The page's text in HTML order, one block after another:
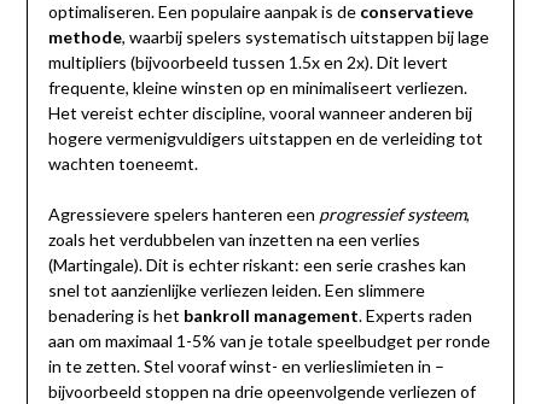
optimaliseren. Een populaire aanpak is de conservatieve
methode, waarbij spelers systematisch uitstappen bij lage
multipliers (bijvoorbeeld tussen 1.5x en 2x). Dit levert
frequente, kleine winsten op en minimaliseert verliezen.
Het vereist echter discipline, vooral wanneer anderen bij
hogere vermenigvuldigers uitstappen en de verleiding tot
wachten toeneemt.
Agressievere spelers hanteren een progressief systeem,
zoals het verdubbelen van inzetten na een verlies
(Martingale). Dit is echter riskant: een serie crashes kan
snel tot aanzienlijke verliezen leiden. Een slimmere
benadering is het bankroll management. Experts raden
aan om maximaal 1-5% van je totale speelbudget per ronde
in te zetten. Stel vooraf winst- en verlieslimieten in –
bijvoorbeeld stoppen na drie opeenvolgende verliezen of